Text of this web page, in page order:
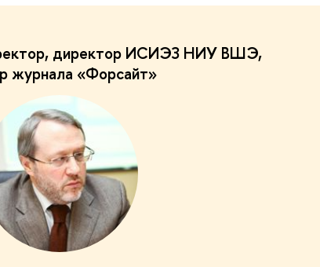
директор ИСИЭЗ НИУ ВШЭ,
журнала «Форсайт»